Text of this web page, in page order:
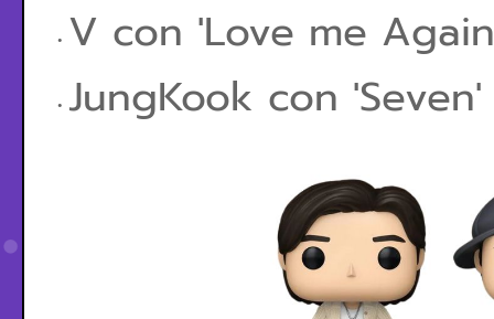
V con 'Love me
JungKook con